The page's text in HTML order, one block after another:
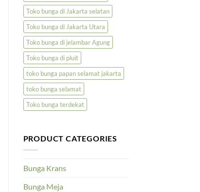
Toko bunga di Jakarta selatan
Toko bunga di Jakarta Utara
Toko bunga di jelambar Agung
Toko bunga di pluit
toko bunga papan selamat jakarta
toko bunga selamat
Toko bunga terdekat
PRODUCT CATEGORIES
Bunga Krans
Bunga Meja